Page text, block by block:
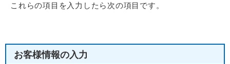
これらの項目を入力したら次の項目です。
お客様情報の入力